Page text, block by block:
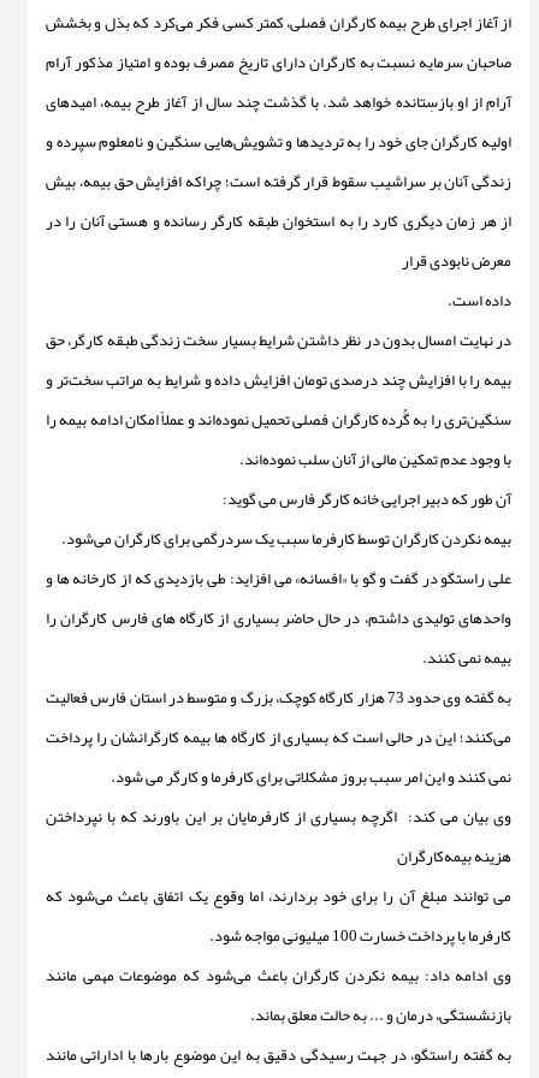
از آغاز اجرای طرح بیمه‌ کارگران فصلی، کمتر کسی فکر می‌کرد که بذل و بخشش
صاحبان سرمایه نسبت به کارگران دارای تاریخ مصرف بوده و امتیاز مذکور آرام
آرام از او بازسِتانده خواهد شد. با گذشت چند سال ‌از آغاز طرح بیمه، امیدهای
اولیه‌ کارگران جای خود را به تردیدها و تشویش‌هایی سنگین و نامعلوم سپرده و
زندگی آنان بر سراشیب سقوط قرار گرفته است؛ چراکه افزایش حق بیمه، بیش
از هر زمان دیگری کارد را به استخوان طبقه‌ کارگر رسانده و هستی آنان را در
معرض نابودی قرار
داده است.
در نهایت امسال بدون در نظر داشتن شرایط بسیار سخت زندگی طبقه‌ کارگر، حق
بیمه را با افزایش چند درصدی تومان افزایش داده و شرایط به مراتب سخت‌تر و
سنگین‌تری را به گُرده‌ کارگران فصلی تحمیل نموده‌اند و عملاً امکان ادامه‌ بیمه را
با وجود عدم تمکین مالی از آنان سلب نموده‌اند.
آن طور که دبیر اجرایی خانه کارگر فارس می گوید:
بیمه نکردن کارگران توسط کارفرما سبب یک سردرگمی برای کارگران می‌شود.
علی راستگو در گفت و گو با «افسانه» می افزاید: طی بازدیدی که از کارخانه ها و
واحدهای تولیدی داشتم، در حال حاضر بسیاری از کارگاه های فارس کارگران را
بیمه نمی کنند.
به گفته وی حدود 73 هزار کارگاه کوچک، بزرگ و متوسط در استان فارس فعالیت
می‌کنند؛ این در حالی است که بسیاری از کارگاه ها بیمه کارگرانشان را پرداخت
نمی کنند و این امر سبب بروز مشکلاتی برای کارفرما و کارگر می شود.
وی بیان می کند: اگرچه بسیاری از کارفرمایان بر این باورند که با نپرداختن
هزینه بیمه‌کارگران
می توانند مبلغ آن را برای خود بردارند، اما وقوع یک اتفاق باعث می‌شود که
کارفرما با پرداخت خسارت 100 میلیونی مواجه شود.
وی ادامه داد: بیمه نکردن کارگران باعث می‌شود که موضوعات مهمی مانند
بازنشستگی، درمان و ... به حالت معلق بماند.
به گفته راستگو، در جهت رسیدگی دقیق به این موضوع بارها با اداراتی مانند